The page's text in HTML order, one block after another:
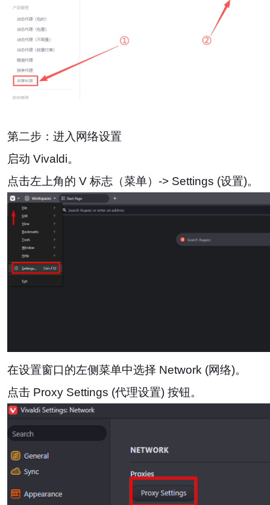
第二步：进入网络设置
启动 Vivaldi。
点击左上角的 V 标志（菜单）-> Settings (设置)。
在设置窗口的左侧菜单中选择 Network (网络)。
点击 Proxy Settings (代理设置) 按钮。